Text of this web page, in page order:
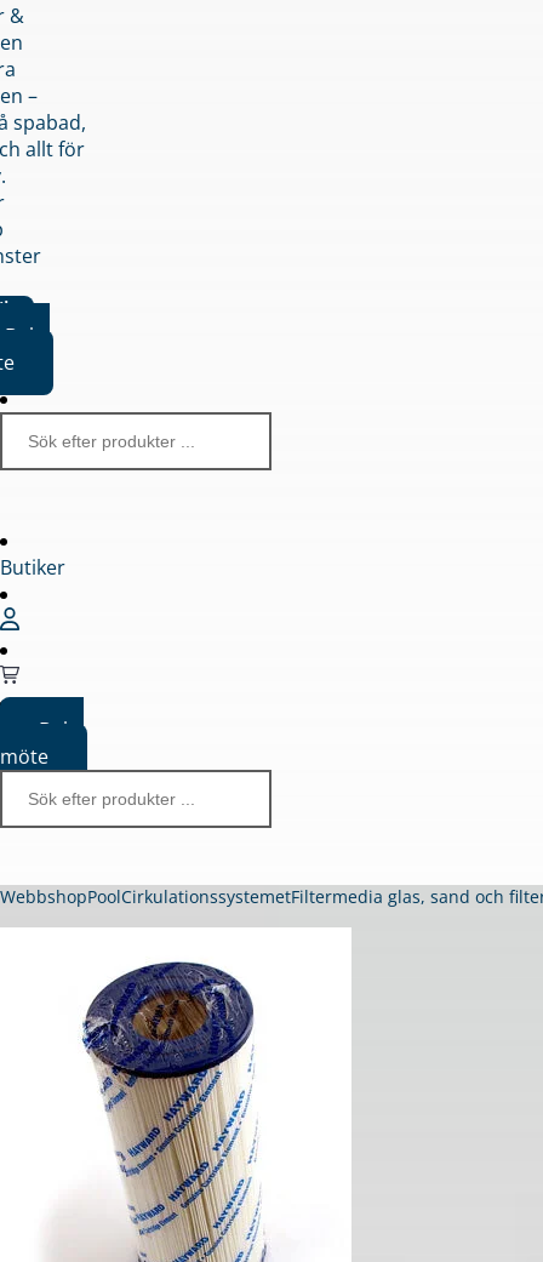
&
–
spabad,
allt för
Boka
Butiker
Boka
möte
WebbshopPoolCirkulationssystemetFiltermedia glas, sand och